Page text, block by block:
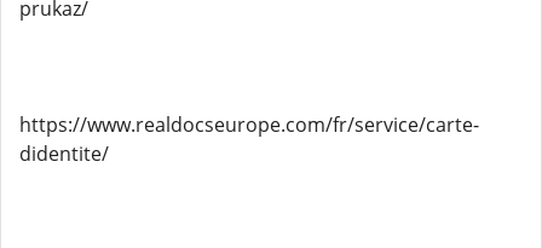
prukaz/
https://www.realdocseurope.com/fr/service/carte-
didentite/